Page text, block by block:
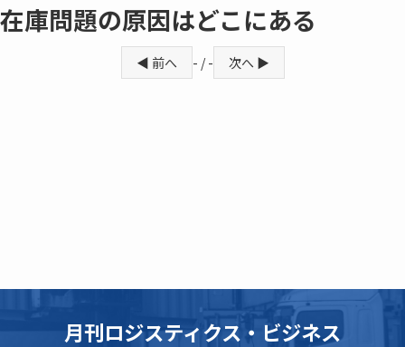
在庫問題の原因はどこにある
◀ 前へ - / - 次へ ▶
月刊ロジスティクス・ビジネス